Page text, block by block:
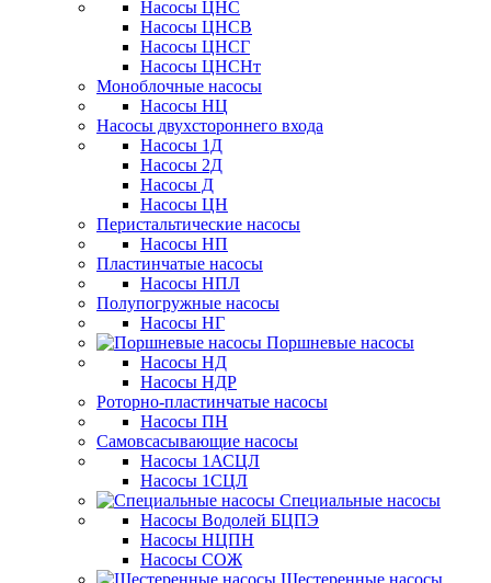
Насосы ЦНС
Насосы ЦНСВ
Насосы ЦНСГ
Насосы ЦНСНт
Моноблочные насосы
Насосы НЦ
Насосы двухстороннего входа
Насосы 1Д
Насосы 2Д
Насосы Д
Насосы ЦН
Перистальтические насосы
Насосы НП
Пластинчатые насосы
Насосы НПЛ
Полупогружные насосы
Насосы НГ
Поршневые насосы
Насосы НД
Насосы НДР
Роторно-пластинчатые насосы
Насосы ПН
Самовсасывающие насосы
Насосы 1АСЦЛ
Насосы 1СЦЛ
Специальные насосы
Насосы Водолей БЦПЭ
Насосы НЦПН
Насосы СОЖ
Шестеренные насосы